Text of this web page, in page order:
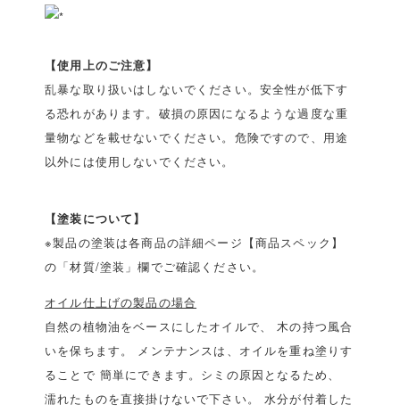
【使用上のご注意】
乱暴な取り扱いはしないでください。安全性が低下す
る恐れがあります。破損の原因になるような過度な重
量物などを載せないでください。危険ですので、用途
以外には使用しないでください。
【塗装について】
※製品の塗装は各商品の詳細ページ【商品スペック】
の「材質/塗装」欄でご確認ください。
オイル仕上げの製品の場合
自然の植物油をベースにしたオイルで、 木の持つ風合
いを保ちます。 メンテナンスは、オイルを重ね塗りす
ることで 簡単にできます。シミの原因となるため、
濡れたものを直接掛けないで下さい。 水分が付着した